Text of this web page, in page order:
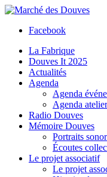
Facebook
La Fabrique
Douves It 2025
Actualités
Agenda
Agenda
Agenda
Radio Douves
Mémoire Douves
Portraits
Écoutes
Le projet associatif
Le projet